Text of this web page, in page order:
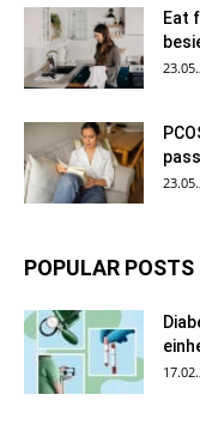
Eat
POPULAR POSTS